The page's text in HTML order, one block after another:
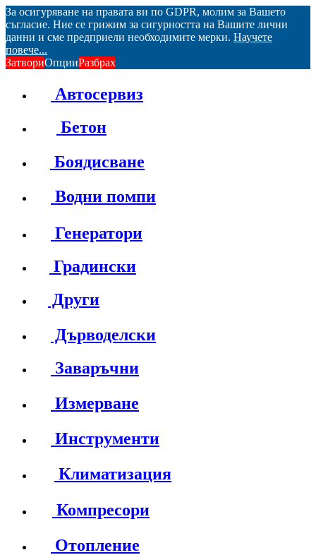
За осигуряване на правата ви по GDPR, молим за Вашето
съгласие. Ние се грижим за сигурността на Вашите лични
данни и сме предприели необходимите мерки. Научете
повече...
ЗатвориОпцииРазбрах
Автосервиз
Бетон
Боядисване
Водни помпи
Генератори
Градински
Други
Дърводелски
Заваръчни
Измерване
Инструменти
Климатизация
Компресори
Отопление